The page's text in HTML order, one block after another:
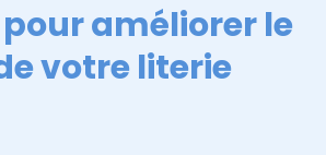
améliorer le
votre literie